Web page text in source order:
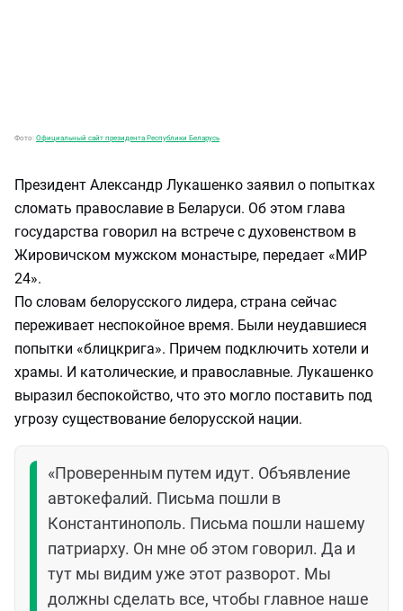
Фото: Официальный сайт президента Республики Беларусь
Президент Александр Лукашенко заявил о попытках
сломать православие в Беларуси. Об этом глава
государства говорил на встрече с духовенством в
Жировичском мужском монастыре, передает «МИР
24».
По словам белорусского лидера, страна сейчас
переживает неспокойное время. Были неудавшиеся
попытки «блицкрига». Причем подключить хотели и
храмы. И католические, и православные. Лукашенко
выразил беспокойство, что это могло поставить под
угрозу существование белорусской нации.
«Проверенным путем идут. Объявление
автокефалий. Письма пошли в
Константинополь. Письма пошли нашему
патриарху. Он мне об этом говорил. Да и
тут мы видим уже этот разворот. Мы
должны сделать все, чтобы главное наше